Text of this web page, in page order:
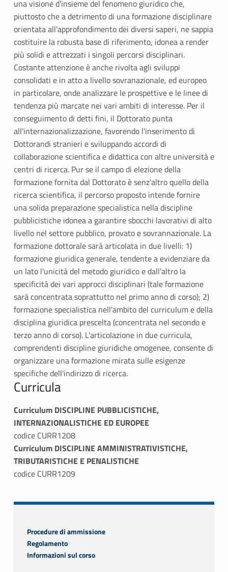
una visione d’insieme del fenomeno giuridico che,
piuttosto che a detrimento di una formazione disciplinare
orientata all'approfondimento dei diversi saperi, ne sappia
costituire la robusta base di riferimento, idonea a render
più solidi e attrezzati i singoli percorsi disciplinari.
Costante attenzione è anche rivolta agli sviluppi
consolidati e in atto a livello sovranazionale, ed europeo
in particolare, onde analizzare le prospettive e le linee di
tendenza più marcate nei vari ambiti di interesse. Per il
conseguimento di detti fini, il Dottorato punta
all'internazionalizzazione, favorendo l'inserimento di
Dottorandi stranieri e sviluppando accordi di
collaborazione scientifica e didattica con altre università e
centri di ricerca. Pur se il campo di elezione della
formazione fornita dal Dottorato è senz'altro quello della
ricerca scientifica, il percorso proposto intende fornire
una solida preparazione specialistica nella discipline
pubblicistiche idonea a garantire sbocchi lavorativi di alto
livello nel settore pubblico, provato e sovrannazionale. La
formazione dottorale sarà articolata in due livelli: 1)
formazione giuridica generale, tendente a evidenziare da
un lato l'unicità del metodo giuridico e dall'altro la
specificità dei vari approcci disciplinari (tale formazione
sarà concentrata soprattutto nel primo anno di corso); 2)
formazione specialistica nell'ambito del curriculum e della
disciplina giuridica prescelta (concentrata nel secondo e
terzo anno di corso). L'articolazione in due curricula,
comprendenti discipline giuridiche omogenee, consente di
organizzare una formazione mirata sulle esigenze
specifiche dell'indirizzo di ricerca.
Skip back to navigation
Curricula
Curriculum DISCIPLINE PUBBLICISTICHE,
INTERNAZIONALISTICHE ED EUROPEE
codice CURR1208
Curriculum DISCIPLINE AMMINISTRATIVISTICHE,
TRIBUTARISTICHE E PENALISTICHE
codice CURR1209
Procedure di ammissione
Regolamento
Informazioni sul corso